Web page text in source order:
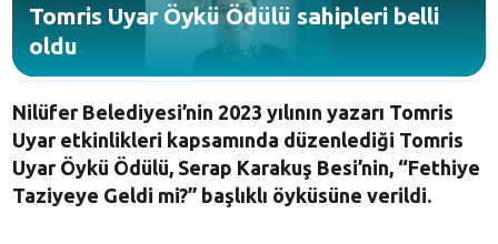
Tomris Uyar Öykü Ödülü sahipleri belli
oldu
Nilüfer Belediyesi’nin 2023 yılının yazarı Tomris
Uyar etkinlikleri kapsamında düzenlediği Tomris
Uyar Öykü Ödülü, Serap Karakuş Besi’nin, “Fethiye
Taziyeye Geldi mi?” başlıklı öyküsüne verildi.